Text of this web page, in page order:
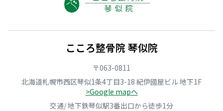
こころ整骨院 琴似院
〒063-0811
北海道札幌市西区琴似1条4丁目3-18 紀伊國屋ビル 地下1F
>Google mapへ
交通/ 地下鉄琴似駅3番出口から徒歩1分